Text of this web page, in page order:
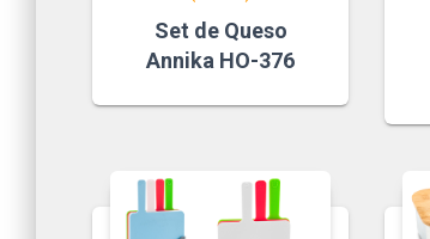
Set de Queso
Annika HO-376